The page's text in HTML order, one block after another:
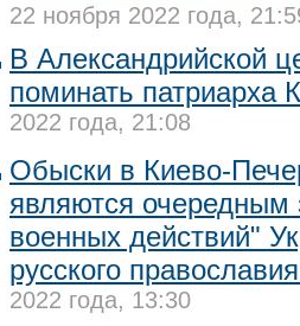
22 ноября 2022 года,
В Александрийской
поминать патриарха
2022 года, 21:08
Обыски в Киево-
являются очередным
военных действий"
русского
2022 года, 13:30